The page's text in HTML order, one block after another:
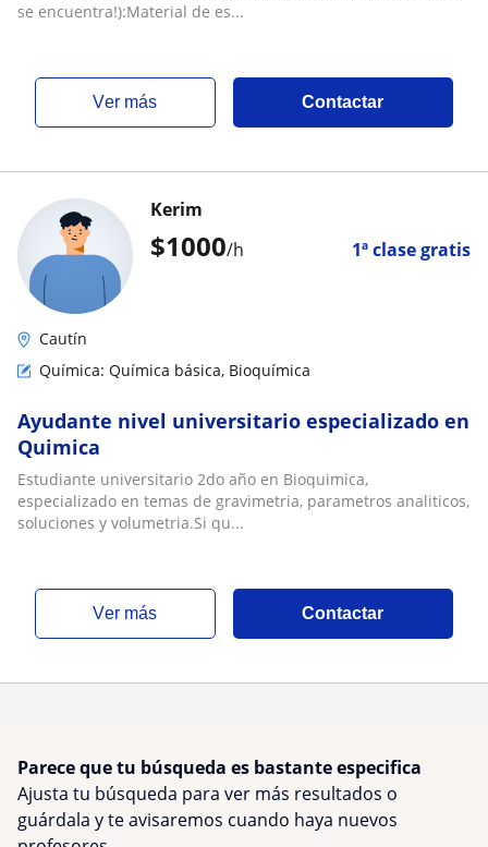
se encuentra!):Material de es...
ver más Contactar
$1000/h 1ª clase gratis
Kerim
Cautín
Química: Química básica, Bioquímica
Ayudante nivel universitario especializado en
Quimica
Estudiante universitario 2do año en Bioquimica,
especializado en temas de gravimetria, parametros analiticos,
soluciones y volumetria.Si qu...
ver más Contactar
Parece que tu búsqueda es bastante especifica
Ajusta tu búsqueda para ver más resultados o
guárdala y te avisaremos cuando haya nuevos